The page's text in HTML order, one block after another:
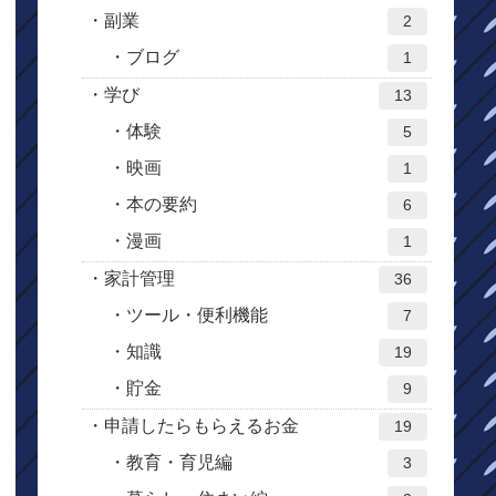
副業 2
ブログ 1
学び 13
体験 5
映画 1
本の要約 6
漫画 1
家計管理 36
ツール・便利機能 7
知識 19
貯金 9
申請したらもらえるお金 19
教育・育児編 3